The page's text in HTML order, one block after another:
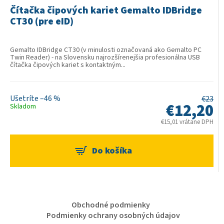
Čítačka čipových kariet Gemalto IDBridge
CT30 (pre eID)
€15,01 vrátane DPH
€12,20
€23
Gemalto IDBridge CT30 (v minulosti označovaná ako Gemalto PC
Twin Reader) - na Slovensku najrozšírenejšia profesionálna USB
čítačka čipových kariet s kontaktným...
Skladom
–46 %
Obchodné podmienky
Podmienky ochrany osobných údajov